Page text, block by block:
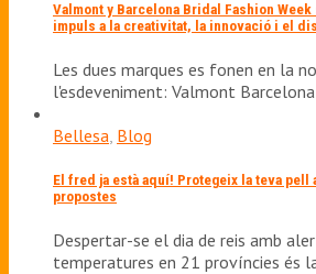
Valmont y Barcelona Bridal Fashion Week
impuls a la creativitat, la innovació i el
Les dues marques es fonen en la
l'esdeveniment: Valmont
Bellesa, Blog
El fred ja està aquí! Protegeix la teva
propostes
Despertar-se el dia de reis amb
temperatures en 21 províncies és